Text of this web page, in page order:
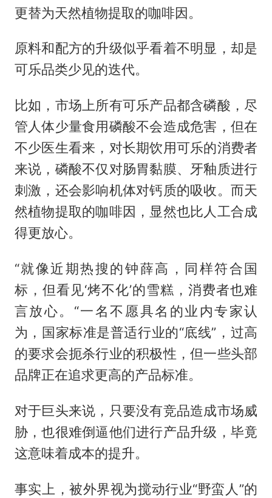
更替为天然植物提取的咖啡因。
原料和配方的升级似乎看着不明显，却是
可乐品类少见的迭代。
比如，市场上所有可乐产品都含磷酸，尽
管人体少量食用磷酸不会造成危害，但在
不少医生看来，对长期饮用可乐的消费者
来说，磷酸不仅对肠胃黏膜、牙釉质进行
刺激，还会影响机体对钙质的吸收。而天
然植物提取的咖啡因，显然也比人工合成
得更放心。
“就像近期热搜的钟薛高，同样符合国
标，但看见‘烤不化’的雪糕，消费者也难
言放心。“一名不愿具名的业内专家认
为，国家标准是普适行业的“底线”，过高
的要求会扼杀行业的积极性，但一些头部
品牌正在追求更高的产品标准。
对于巨头来说，只要没有竞品造成市场威
胁，也很难倒逼他们进行产品升级，毕竟
这意味着成本的提升。
事实上，被外界视为搅动行业“野蛮人”的